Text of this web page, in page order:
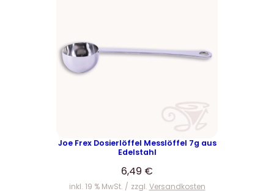
Joe Frex Dosierlöffel Messlöffel 7g aus
Edelstahl
6,49 €
inkl. 19 % MwSt. zzgl. Versandkosten